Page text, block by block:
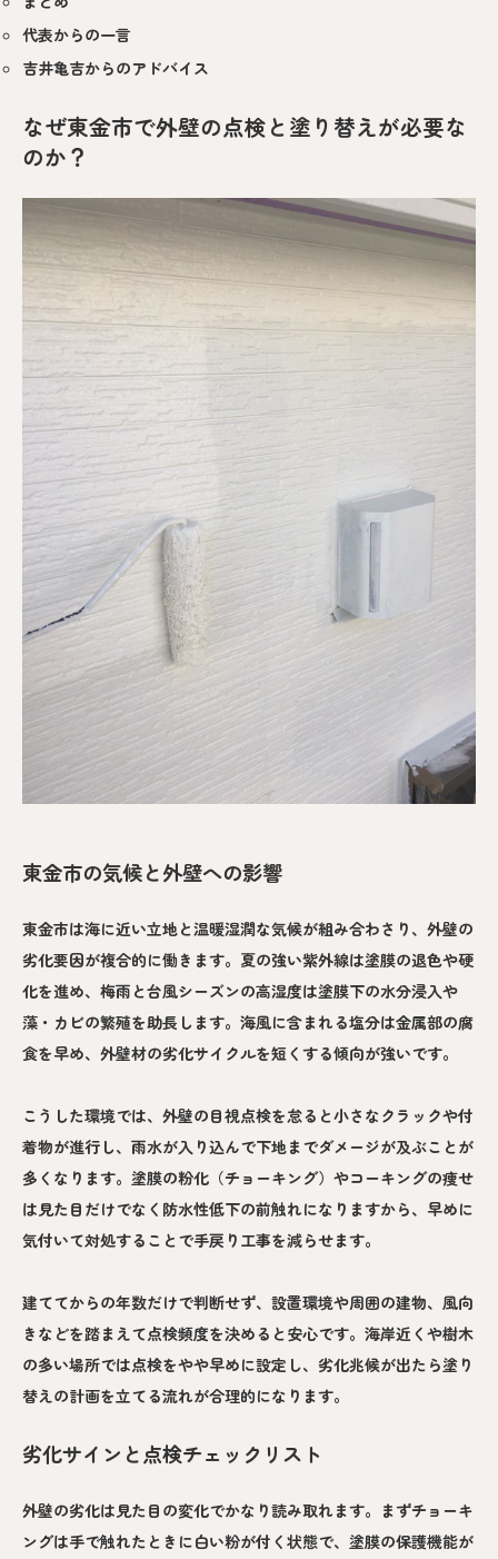
代表からの一言
吉井亀吉からのアドバイス
なぜ東金市で外壁の点検と塗り替えが必要な
のか？
東金市の気候と外壁への影響
東金市は海に近い立地と温暖湿潤な気候が組み合わさり、外壁の
劣化要因が複合的に働きます。夏の強い紫外線は塗膜の退色や硬
化を進め、梅雨と台風シーズンの高湿度は塗膜下の水分浸入や
藻・カビの繁殖を助長します。海風に含まれる塩分は金属部の腐
食を早め、外壁材の劣化サイクルを短くする傾向が強いです。
こうした環境では、外壁の目視点検を怠ると小さなクラックや付
着物が進行し、雨水が入り込んで下地までダメージが及ぶことが
多くなります。塗膜の粉化（チョーキング）やコーキングの痩せ
は見た目だけでなく防水性低下の前触れになりますから、早めに
気付いて対処することで手戻り工事を減らせます。
建ててからの年数だけで判断せず、設置環境や周囲の建物、風向
きなどを踏まえて点検頻度を決めると安心です。海岸近くや樹木
の多い場所では点検をやや早めに設定し、劣化兆候が出たら塗り
替えの計画を立てる流れが合理的になります。
劣化サインと点検チェックリスト
外壁の劣化は見た目の変化でかなり読み取れます。まずチョーキ
ングは手で触れたときに白い粉が付く状態で、塗膜の保護機能が